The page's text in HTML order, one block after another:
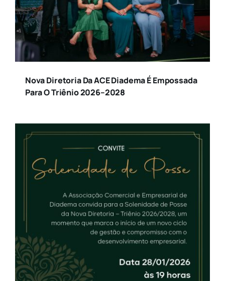
Nova Diretoria Da ACE Diadema É Empossada
Para O Triênio 2026–2028